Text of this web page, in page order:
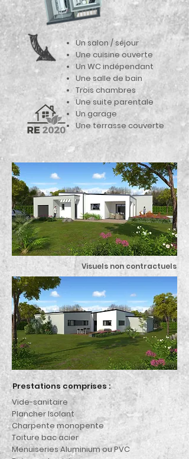
Un salon / séjour
Une cuisine ouverte
Un WC indépendant
Une salle de bain
Trois chambres
Une suite parentale
Un garage
Une terrasse couverte
Visuels non contractuels
Prestations comprises :
Vide-sanitaire
Plancher Isolant
Charpente monopente
Toiture bac acier
Menuiseries Aluminium ou PVC